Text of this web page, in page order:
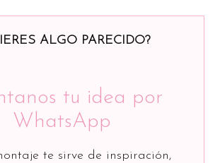
ALGO PARECIDO?
tu idea por
WhatsApp
te sirve de inspiración,